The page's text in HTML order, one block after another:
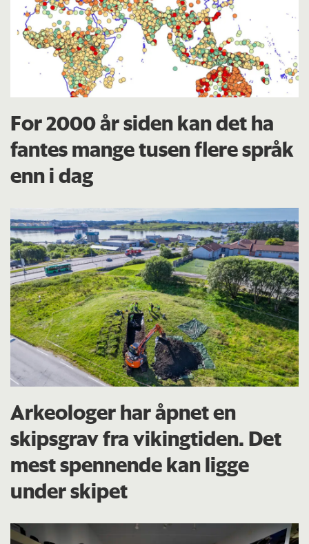
For 2000 år siden kan det ha
fantes mange tusen flere språk
enn i dag
Arkeologer har åpnet en
skipsgrav fra vikingtiden. Det
mest spennende kan ligge
under skipet